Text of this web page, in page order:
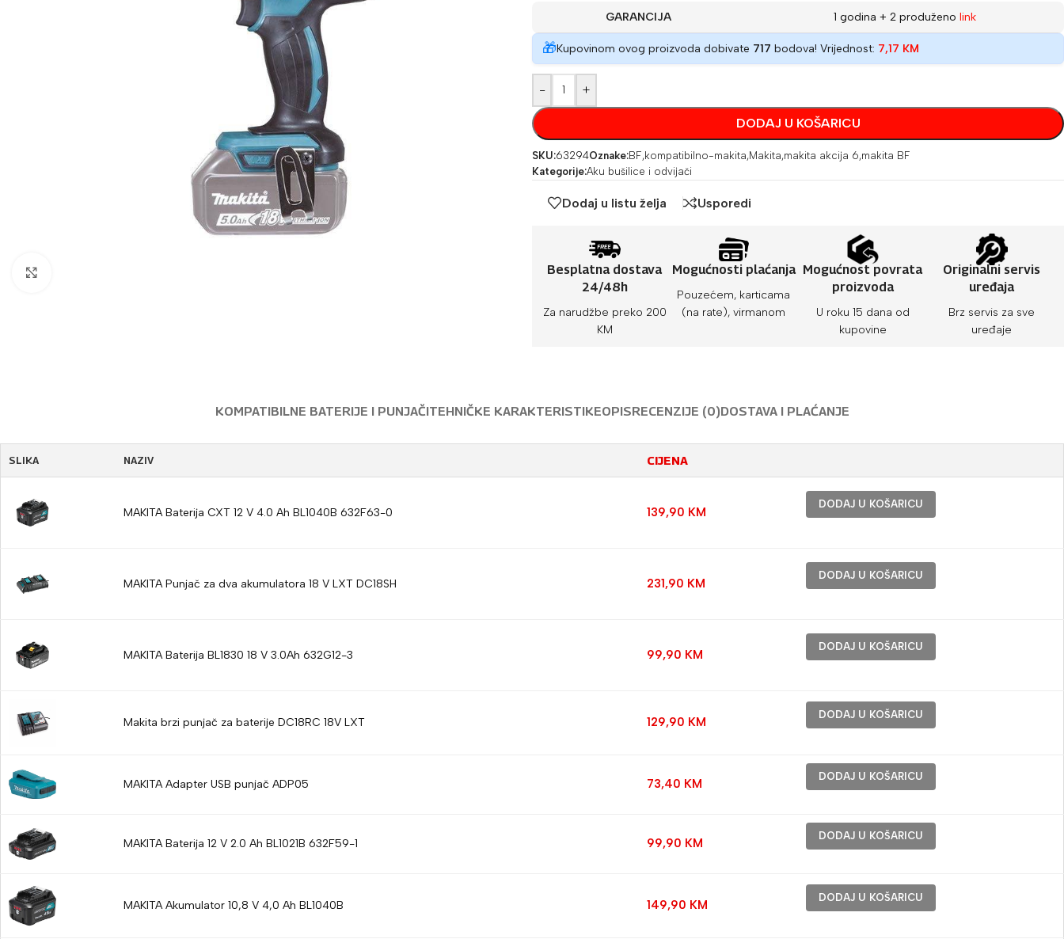
GARANCIJA 1 godina + 2 produženo link
🎁Kupovinom ovog proizvoda dobivate 717 bodova! Vrijednost: 7,17 KM
- +
DODAJ U KOŠARICU
SKU:63294Oznake:BF,kompatibilno-makita,Makita,makita akcija 6,makita BF
Kategorije:Aku bušilice i odvijači
Dodaj u listu želja Usporedi
Besplatna dostava
24/48h
Za narudžbe preko 200
KM
Mogućnosti plaćanja
Pouzećem, karticama
(na rate), virmanom
Mogućnost povrata
proizvoda
U roku 15 dana od
kupovine
Originalni servis
uređaja
Brz servis za sve
uređaje
KOMPATIBILNE BATERIJE I PUNJAČITEHNIČKE KARAKTERISTIKEOPISRECENZIJE (0)DOSTAVA I PLAĆANJE
SLIKA NAZIV CIJENA
MAKITA Baterija CXT 12 V 4.0 Ah BL1040B 632F63-0 139,90 KM
DODAJ U KOŠARICU
MAKITA Punjač za dva akumulatora 18 V LXT DC18SH 231,90 KM
DODAJ U KOŠARICU
MAKITA Baterija BL1830 18 V 3.0Ah 632G12-3 99,90 KM
DODAJ U KOŠARICU
Makita brzi punjač za baterije DC18RC 18V LXT 129,90 KM
DODAJ U KOŠARICU
MAKITA Adapter USB punjač ADP05 73,40 KM
DODAJ U KOŠARICU
MAKITA Baterija 12 V 2.0 Ah BL1021B 632F59-1 99,90 KM
DODAJ U KOŠARICU
MAKITA Akumulator 10,8 V 4,0 Ah BL1040B 149,90 KM
DODAJ U KOŠARICU